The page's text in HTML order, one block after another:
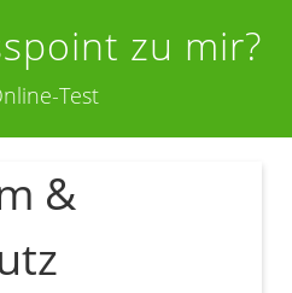
zu mir?
Test
&